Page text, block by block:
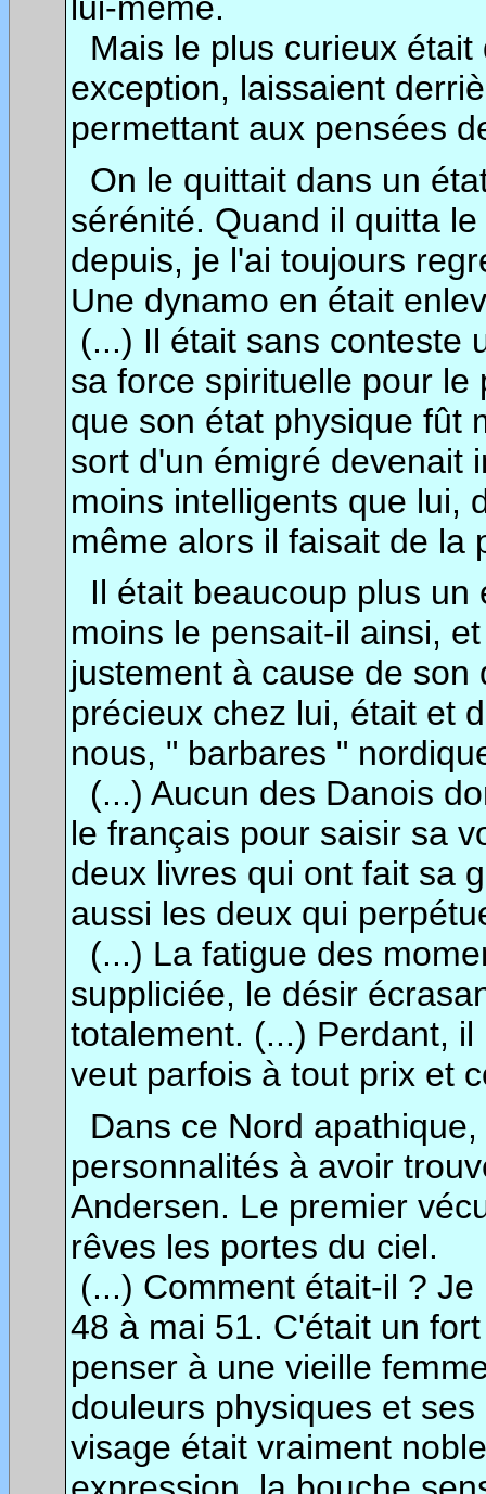
Mais le plus curieux
exception, laissaient
permettant aux pensées
On le quittait dans un
sérénité. Quand il quitta
depuis, je l'ai toujours
Une dynamo en était
(...) Il était sans conteste
sa force spirituelle pour
que son état physique fût
sort d'un émigré devenait
moins intelligents que lui,
même alors il faisait de la
Il était beaucoup plus
moins le pensait-il ainsi,
justement à cause de
précieux chez lui, était et
nous, " barbares "
(...) Aucun des Danois
le français pour saisir sa
deux livres qui ont fait sa
aussi les deux qui
(...) La fatigue des
suppliciée, le désir
totalement. (...) Perdant,
veut parfois à tout prix et
Dans ce Nord
personnalités à avoir
Andersen. Le premier
rêves les portes du ciel.
(...) Comment était-il ?
48 à mai 51. C'était un
penser à une vieille
douleurs physiques et
visage était vraiment